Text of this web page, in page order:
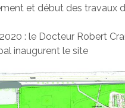
et début des travaux
: le Docteur Robert
inaugurent le site